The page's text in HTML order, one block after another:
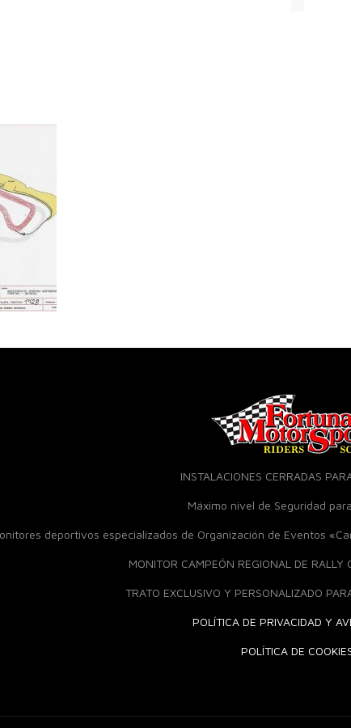
INSTALACIONES CERRADAS
Máximo nivel de Seguridad
deportivos especializados de Organización de Eventos
MONITOR CAMPEÓN REGIONAL DE RALLY
TRATO EXCLUSIVO Y PERSONALIZADO
POLÍTICA DE PRIVACIDAD Y
POLÍTICA DE